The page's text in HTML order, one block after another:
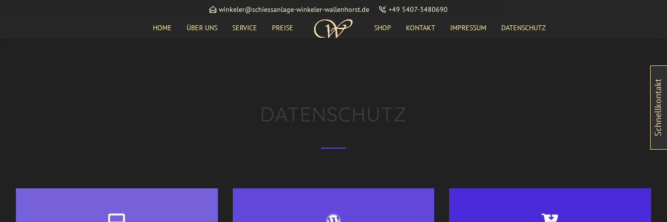
winkeler@schiessanlage-winkeler-wallenhorst.de +49 5407-3480690
HOME ÜBER UNS SERVICE PREISE SHOP KONTAKT IMPRESSUM DATENSCHUTZ
DATENSCHUTZ Schnellkontakt